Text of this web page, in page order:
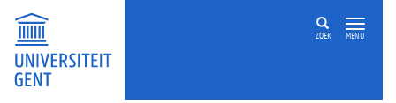
Overslaan en naar de inhoud gaan
ZOEK MENU